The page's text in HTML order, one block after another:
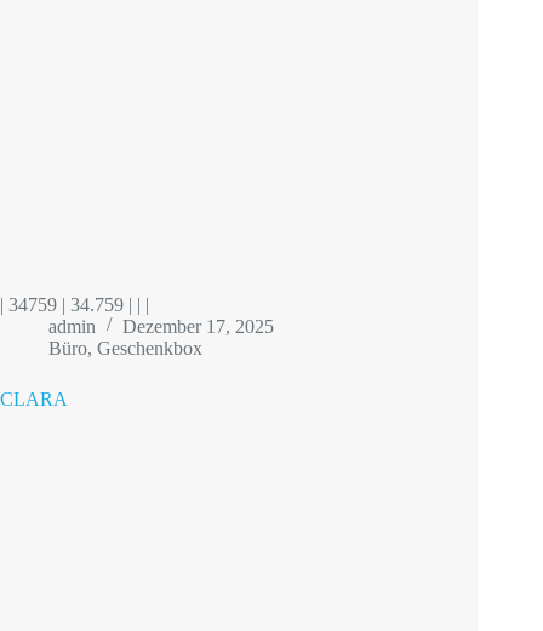
| 34759 | 34.759 | | |
admin
Dezember 17, 2025
Büro, Geschenkbox
CLARA